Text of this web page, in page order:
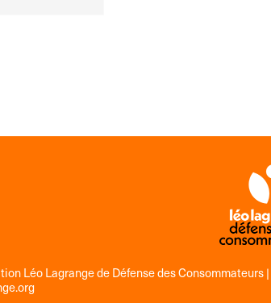
Léo Lagrange de Défense des Consommateurs |